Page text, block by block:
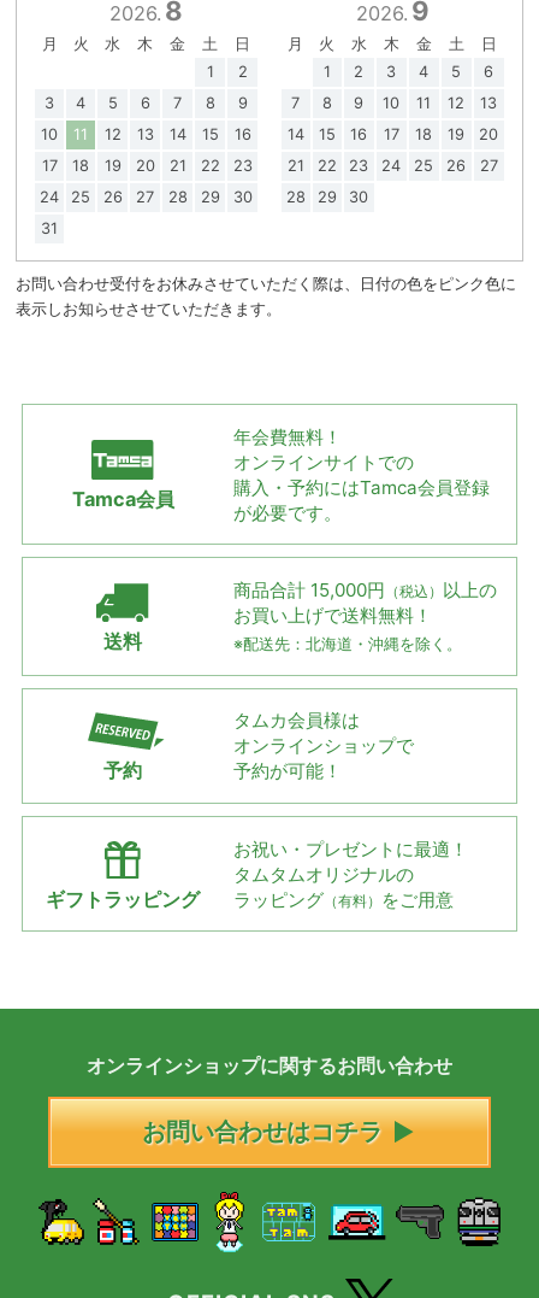
2026. 8
月 火 水 木 金 土
日
1
2
3
4 5 6 7 8
9
10
11 12 13 14 15
16
17
18 19 20 21 22
23
24
25 26 27 28 29
30
31
2026. 9
月 火 水 木 金 土
日
1
2 3 4 5
6
7
8 9 10 11 12
13
14
15 16 17 18 19
20
21
22 23 24 25 26
27
28
29 30
お問い合わせ受付をお休みさせていただく際は、日付の色をピンク色に
表示しお知らせさせていただきます。
Tamca会員
年会費無料！
オンラインサイトでの
購入・予約にはTamca会員登録
が必要です。
送料
商品合計 15,000円 （税込） 以上の
お買い上げで送料無料！
※配送先：北海道・沖縄を除く。
予約
タムカ会員様は
オンラインショップで
予約が可能！
ギフトラッピング
お祝い・プレゼントに最適！
タムタムオリジナルの
ラッピング （有料） をご用意
オンラインショップに関するお問い合わせ
お問い合わせはコチラ